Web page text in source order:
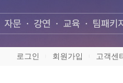
로그인 회원가입 고객센